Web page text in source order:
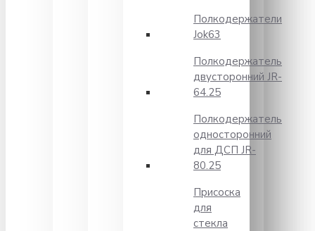
Полкодержатели
Jok63
Полкодержатель
двусторонний JR-
64.25
Полкодержатель
односторонний
для ДСП JR-
80.25
Присоска
для
стекла